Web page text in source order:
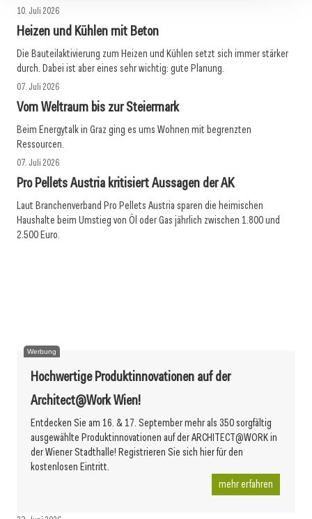
10. Juli 2026
Heizen und Kühlen mit Beton
Die Bauteilaktivierung zum Heizen und Kühlen setzt sich immer stärker
durch. Dabei ist aber eines sehr wichtig: gute Planung.
07. Juli 2026
Vom Weltraum bis zur Steiermark
Beim Energytalk in Graz ging es ums Wohnen mit begrenzten
Ressourcen.
07. Juli 2026
Pro Pellets Austria kritisiert Aussagen der AK
Laut Branchenverband Pro Pellets Austria sparen die heimischen
Haushalte beim Umstieg von Öl oder Gas jährlich zwischen 1.800 und
2.500 Euro.
Werbung
Hochwertige Produktinnovationen auf der
Architect@Work Wien!
Entdecken Sie am 16. & 17. September mehr als 350 sorgfältig
ausgewählte Produktinnovationen auf der ARCHITECT@WORK in
der Wiener Stadthalle! Registrieren Sie sich hier für den
kostenlosen Eintritt.
mehr erfahren